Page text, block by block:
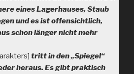
eines Lagerhauses, Staub
und es ist offensichtlich,
schon länger nicht mehr
tritt in den „Spiegel“
heraus. Es gibt praktisch